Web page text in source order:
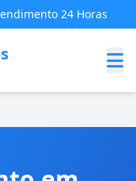
24 Horas